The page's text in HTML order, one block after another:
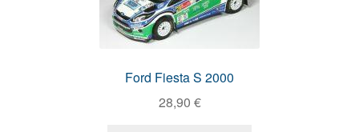
Ford Fiesta S 2000
28,90 €